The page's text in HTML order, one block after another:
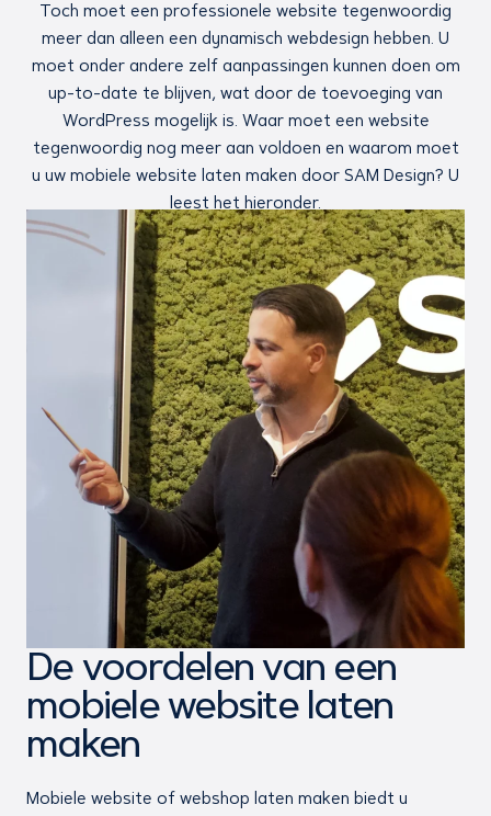
Toch moet een professionele website tegenwoordig
meer dan alleen een dynamisch webdesign hebben. U
moet onder andere zelf aanpassingen kunnen doen om
up-to-date te blijven, wat door de toevoeging van
WordPress mogelijk is. Waar moet een website
tegenwoordig nog meer aan voldoen en waarom moet
u uw mobiele website laten maken door SAM Design? U
leest het hieronder.
De voordelen van een
mobiele website laten
maken
Mobiele website of webshop laten maken biedt u